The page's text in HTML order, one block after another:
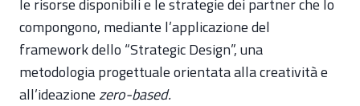
le risorse disponibili e le strategie dei partner che lo
compongono, mediante l’applicazione del
framework dello “Strategic Design”, una
metodologia progettuale orientata alla creatività e
all’ideazionezero-based.